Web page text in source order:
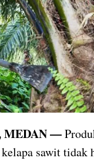
MEDAN —
sawit tidak